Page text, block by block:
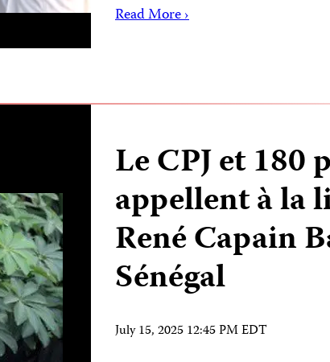
Read More ›
Le CPJ et 180
appellent à la
René Capain
Sénégal
July 15, 2025 12:45 PM EDT